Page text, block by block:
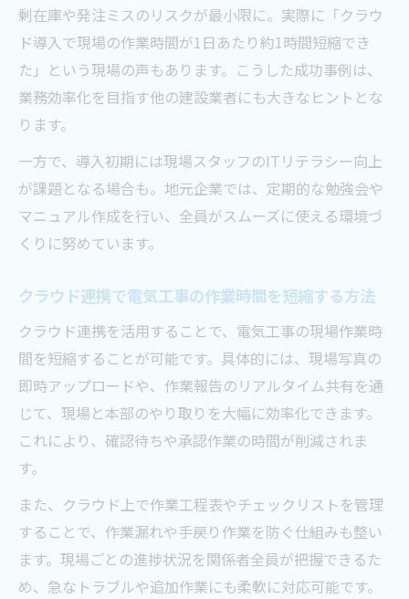
剰在庫や発注ミスのリスクが最小限に。実際に「クラウ
ド導入で現場の作業時間が1日あたり約1時間短縮でき
た」という現場の声もあります。こうした成功事例は、
業務効率化を目指す他の建設業者にも大きなヒントとな
ります。
一方で、導入初期には現場スタッフのITリテラシー向上
が課題となる場合も。地元企業では、定期的な勉強会や
マニュアル作成を行い、全員がスムーズに使える環境づ
くりに努めています。
クラウド連携で電気工事の作業時間を短縮する方法
クラウド連携を活用することで、電気工事の現場作業時
間を短縮することが可能です。具体的には、現場写真の
即時アップロードや、作業報告のリアルタイム共有を通
じて、現場と本部のやり取りを大幅に効率化できます。
これにより、確認待ちや承認作業の時間が削減されま
す。
また、クラウド上で作業工程表やチェックリストを管理
することで、作業漏れや手戻り作業を防ぐ仕組みも整い
ます。現場ごとの進捗状況を関係者全員が把握できるた
め、急なトラブルや追加作業にも柔軟に対応可能です。